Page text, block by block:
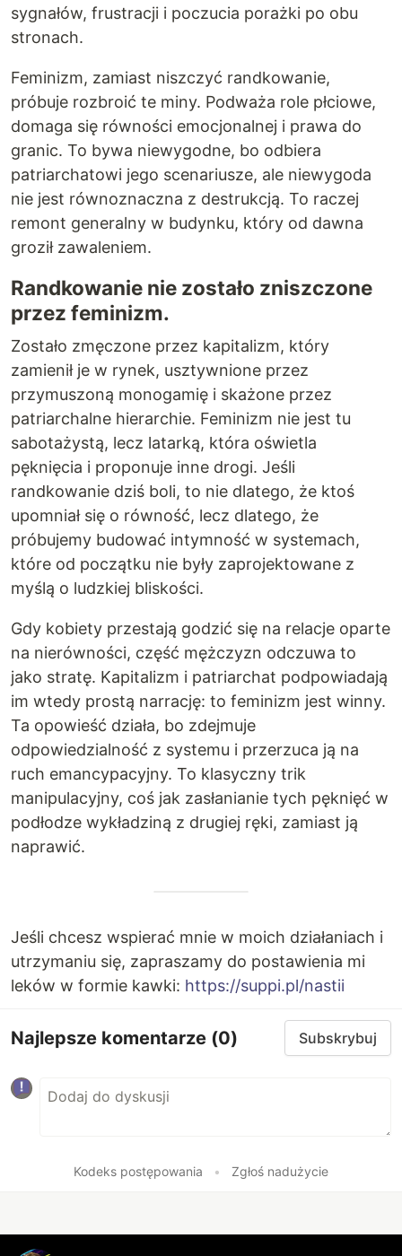
sygnałów, frustracji i poczucia porażki po obu
stronach.
Feminizm, zamiast niszczyć randkowanie,
próbuje rozbroić te miny. Podważa role płciowe,
domaga się równości emocjonalnej i prawa do
granic. To bywa niewygodne, bo odbiera
patriarchatowi jego scenariusze, ale niewygoda
nie jest równoznaczna z destrukcją. To raczej
remont generalny w budynku, który od dawna
groził zawaleniem.
Randkowanie nie zostało zniszczone
przez feminizm.
Zostało zmęczone przez kapitalizm, który
zamienił je w rynek, usztywnione przez
przymuszoną monogamię i skażone przez
patriarchalne hierarchie. Feminizm nie jest tu
sabotażystą, lecz latarką, która oświetla
pęknięcia i proponuje inne drogi. Jeśli
randkowanie dziś boli, to nie dlatego, że ktoś
upomniał się o równość, lecz dlatego, że
próbujemy budować intymność w systemach,
które od początku nie były zaprojektowane z
myślą o ludzkiej bliskości.
Gdy kobiety przestają godzić się na relacje oparte
na nierówności, część mężczyzn odczuwa to
jako stratę. Kapitalizm i patriarchat podpowiadają
im wtedy prostą narrację: to feminizm jest winny.
Ta opowieść działa, bo zdejmuje
odpowiedzialność z systemu i przerzuca ją na
ruch emancypacyjny. To klasyczny trik
manipulacyjny, coś jak zasłanianie tych pęknięć w
podłodze wykładziną z drugiej ręki, zamiast ją
naprawić.
Jeśli chcesz wspierać mnie w moich działaniach i
utrzymaniu się, zapraszamy do postawienia mi
leków w formie kawki: https://suppi.pl/nastii
Najlepsze komentarze (0) Subskrybuj
Kodeks postępowania • Zgłoś nadużycie